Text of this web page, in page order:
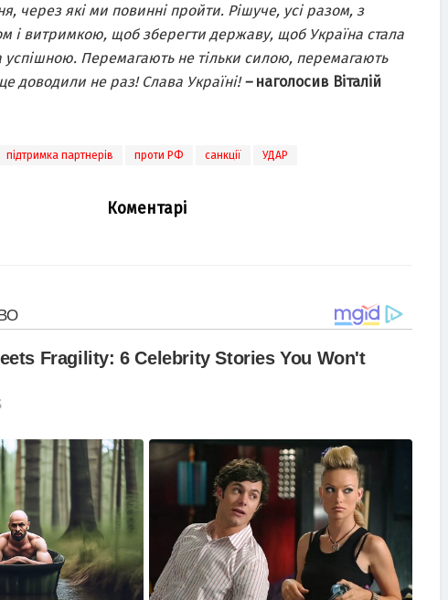
через які ми повинні пройти. Рішуче, усі разом, з
і витримкою, щоб зберегти державу, щоб Україна стала
успішною. Перемагають не тільки силою, перемагають
доводили не раз! Слава Україні!–наголосив Віталій
підтримка партнерів проти РФ санкції УДАР
Коментарі